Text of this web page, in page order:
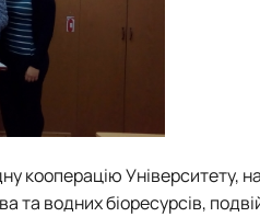
Університету,
та водних біоресурсів,